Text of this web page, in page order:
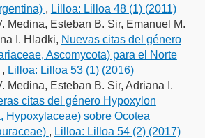
, Lilloa: Lilloa 48 (1) (2011)
Medina, Esteban B. Sir, Emanuel M.
I. Hladki, Nuevas citas del género
Ascomycota) para el Norte
, Lilloa: Lilloa 53 (1) (2016)
Medina, Esteban B. Sir, Adriana I.
citas del género Hypoxylon
Hypoxylaceae) sobre Ocotea
, Lilloa: Lilloa 54 (2) (2017)